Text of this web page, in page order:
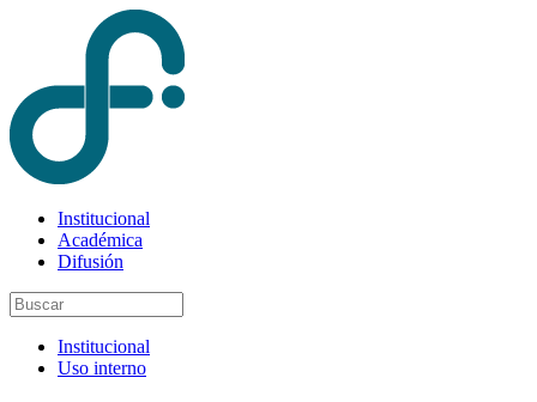
Institucional
Académica
Difusión
Institucional
Uso interno